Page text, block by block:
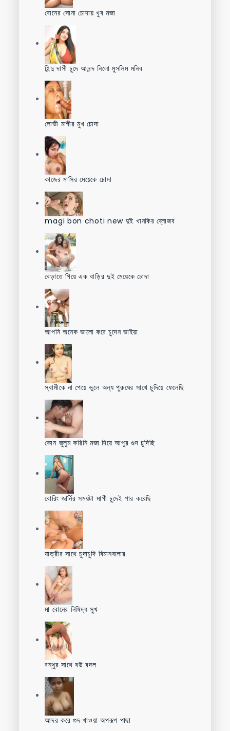
বোনের সোনা চোদায় খুব মজা
হিন্দু দাসী চুদে আনন্দ নিলো মুসলিম মনিব
লোভী মাগীর মুখ চোদা
কাজের মাসির মেয়েকে চোদা
magi bon choti new দুই খানকির ব্লোজব
বেড়াতে গিয়ে এক বাড়ির দুই মেয়েকে চোদা
আপনি অনেক ভালো করে চুদেন ভাইয়া
স্বামীকে না পেয়ে ভুলে অন্য পুরুষের সাথে চুদিয়ে ফেলেছি
কোন জুলুম করিনি মজা দিয়ে আপুর গুদ চুদিছি
বোরিং জার্নির সময়টা মাগী চুদেই পার করেছি
যাত্রীর সাথে চুদাচুদি বিমানবালার
মা বোনের নিষিদ্ধ সুখ
বন্ধুর সাথে বউ বদল
আদর করে গুদ খাওয়া অপরূপ পাছা